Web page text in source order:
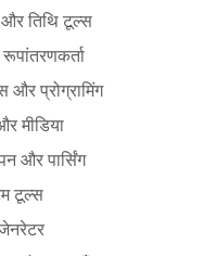
तिथि टूल्स
और प्रोग्रामिंग
मीडिया
और पार्सिंग
टूल्स